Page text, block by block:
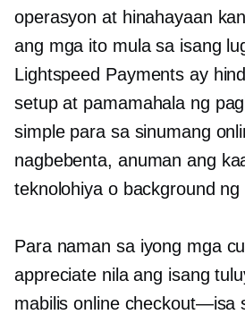
operasyon at hinahayaan
ang mga ito mula sa isang
Lightspeed Payments ay
setup at pamamahala ng
simple para sa sinumang
nagbebenta, anuman ang
teknolohiya o background ng
Para naman sa iyong mga
appreciate nila ang isang
mabilis online checkout—isa